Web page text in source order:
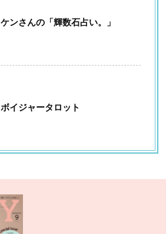
ケンさんの「輝数石占い。」
ボイジャータロット